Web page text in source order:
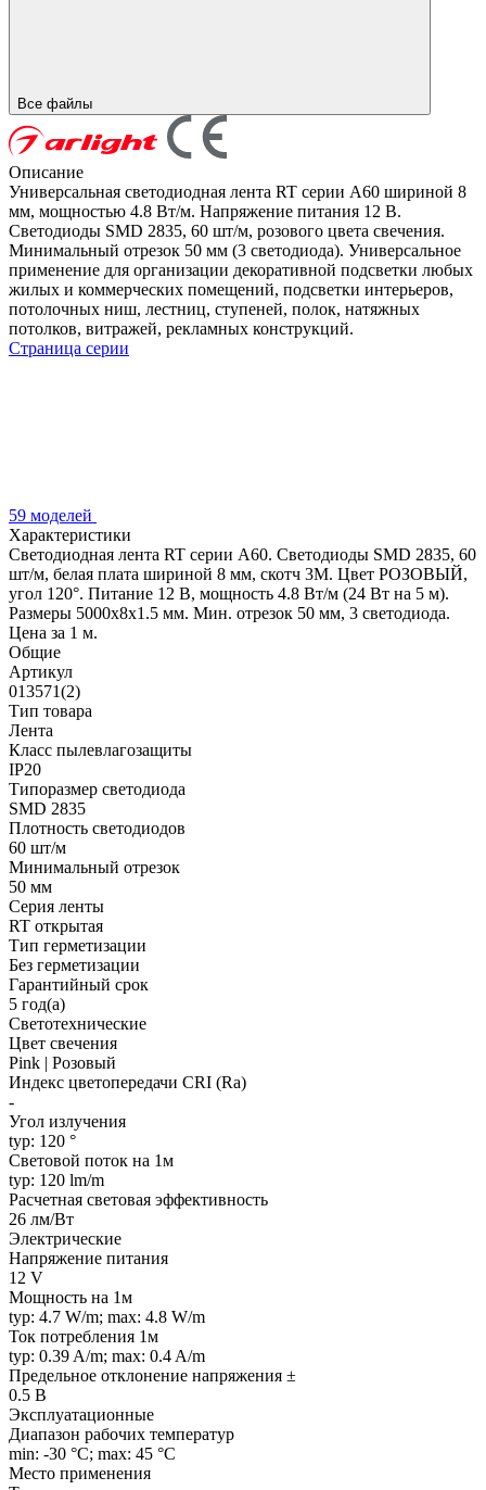
Все файлы
Описание
Универсальная светодиодная лента RT серии A60 шириной 8
мм, мощностью 4.8 Вт/м. Напряжение питания 12 В.
Светодиоды SMD 2835, 60 шт/м, розового цвета свечения.
Минимальный отрезок 50 мм (3 светодиода). Универсальное
применение для организации декоративной подсветки любых
жилых и коммерческих помещений, подсветки интерьеров,
потолочных ниш, лестниц, ступеней, полок, натяжных
потолков, витражей, рекламных конструкций.
Страница серии
59 моделей
Характеристики
Светодиодная лента RT серии A60. Светодиоды SMD 2835, 60
шт/м, белая плата шириной 8 мм, скотч 3M. Цвет РОЗОВЫЙ,
угол 120°. Питание 12 В, мощность 4.8 Вт/м (24 Вт на 5 м).
Размеры 5000x8x1.5 мм. Мин. отрезок 50 мм, 3 светодиода.
Цена за 1 м.
Общие
Артикул
013571(2)
Тип товара
Лента
Класс пылевлагозащиты
IP20
Типоразмер светодиода
SMD 2835
Плотность светодиодов
60 шт/м
Минимальный отрезок
50 мм
Серия ленты
RT открытая
Тип герметизации
Без герметизации
Гарантийный срок
5 год(а)
Светотехнические
Цвет свечения
Pink | Розовый
Индекс цветопередачи CRI (Ra)
-
Угол излучения
typ: 120 °
Световой поток на 1м
typ: 120 lm/m
Расчетная световая эффективность
26 лм/Вт
Электрические
Напряжение питания
12 V
Мощность на 1м
typ: 4.7 W/m; max: 4.8 W/m
Ток потребления 1м
typ: 0.39 A/m; max: 0.4 A/m
Предельное отклонение напряжения ±
0.5 В
Эксплуатационные
Диапазон рабочих температур
min: -30 °C; max: 45 °C
Место применения